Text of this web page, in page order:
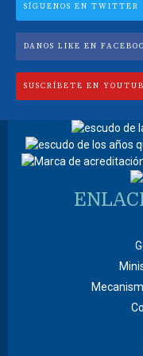
SÍGUENOS EN TWITTER
DANOS LIKE EN
SUSCRÍBETE EN